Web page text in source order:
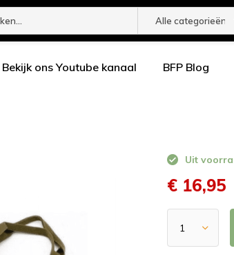
Alle categorieën
Bekijk ons Youtube kanaal BFP Blog
Uit
€ 16,95